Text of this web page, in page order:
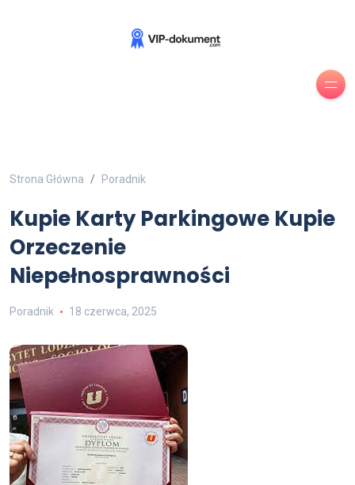
Strona Główna Poradnik
Kupie Karty Parkingowe Kupie
Orzeczenie
Niepełnosprawności
Poradnik 18 czerwca, 2025